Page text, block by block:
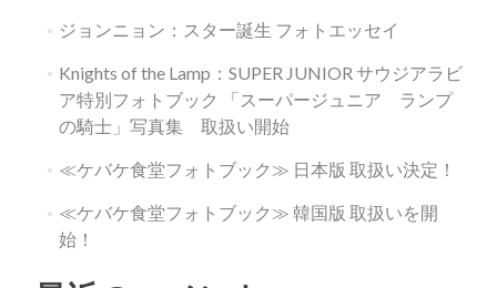
ジョンニョン：スター誕生 フォトエッセイ
Knights of the Lamp：SUPER JUNIOR サウジアラビ
ア特別フォトブック 「スーパージュニア ランプ
の騎士」写真集 取扱い開始
≪ケバケ食堂フォトブック≫ 日本版 取扱い決定！
≪ケバケ食堂フォトブック≫ 韓国版 取扱いを開
始！